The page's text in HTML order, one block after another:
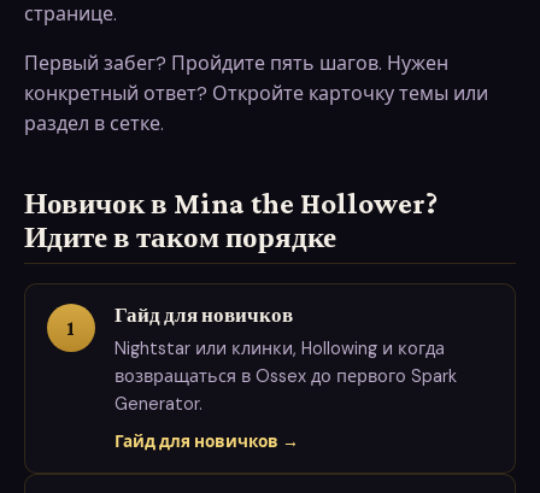
странице.
Первый забег? Пройдите пять шагов. Нужен
конкретный ответ? Откройте карточку темы или
раздел в сетке.
Новичок в Mina the Hollower?
Идите в таком порядке
1
Гайд для новичков
Nightstar или клинки, Hollowing и когда
возвращаться в Ossex до первого Spark
Generator.
Гайд для новичков →